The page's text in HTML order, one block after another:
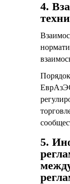
4.
5.